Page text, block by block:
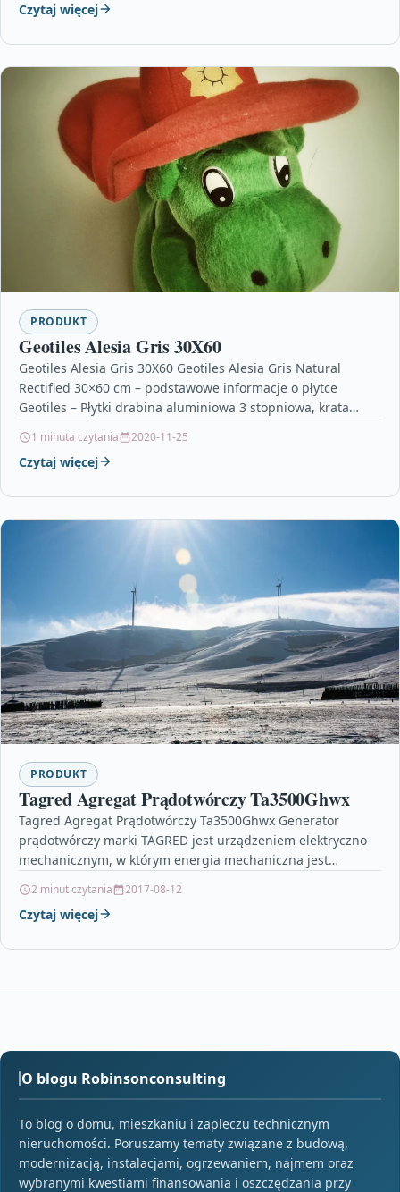
Czytaj więcej
PRODUKT
Geotiles Alesia Gris 30X60
Geotiles Alesia Gris 30X60 Geotiles Alesia Gris Natural
Rectified 30×60 cm – podstawowe informacje o płytce
Geotiles – Płytki drabina aluminiowa 3 stopniowa, krata…
1 minuta czytania 2020-11-25
Czytaj więcej
PRODUKT
Tagred Agregat Prądotwórczy Ta3500Ghwx
Tagred Agregat Prądotwórczy Ta3500Ghwx Generator
prądotwórczy marki TAGRED jest urządzeniem elektryczno-
mechanicznym, w którym energia mechaniczna jest
składa się…
2 minut czytania 2017-08-12
Czytaj więcej
O blogu Robinsonconsulting
To blog o domu, mieszkaniu i zapleczu technicznym
nieruchomości. Poruszamy tematy związane z budową,
modernizacją, instalacjami, ogrzewaniem, najmem oraz
wybranymi kwestiami finansowania i oszczędzania przy